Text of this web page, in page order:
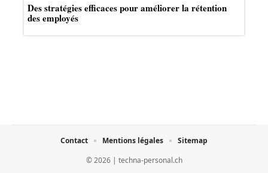
Des stratégies efficaces pour améliorer la rétention
des employés
© 2026 | techna-personal.ch
Contact Mentions légales Sitemap